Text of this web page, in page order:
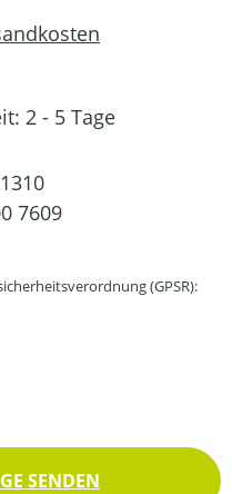
2 - 5 Tage
7609
(GPSR):
SENDEN